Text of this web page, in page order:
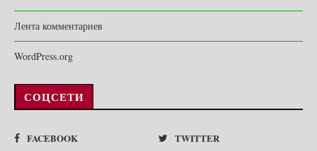
Лента комментариев
WordPress.org
СОЦСЕТИ
FACEBOOK
TWITTER